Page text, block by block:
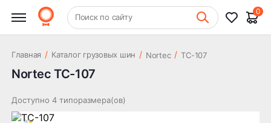
+7 (831) 261-35-35 Шиномонтаж
Поиск по сайту
0
Главная / Каталог грузовых шин / Nortec / TC-107
Nortec TC-107
Доступно 4 типоразмера(ов)